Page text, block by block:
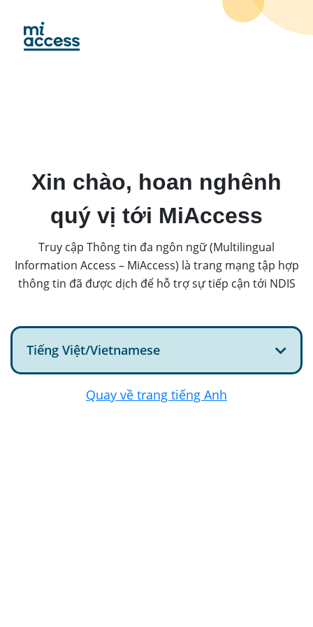
main
Xin chào, hoan nghênh
quý vị tới MiAccess
Truy cập Thông tin đa ngôn ngữ (Multilingual
Information Access – MiAccess) là trang mạng tập hợp
thông tin đã được dịch để hỗ trợ sự tiếp cận tới NDIS
Tiếng Việt/Vietnamese
Quay về trang tiếng Anh